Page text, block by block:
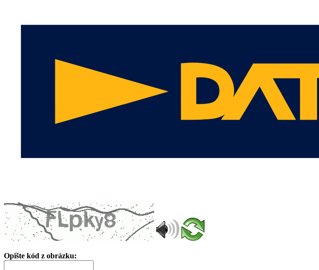
Opište kód z obrázku: